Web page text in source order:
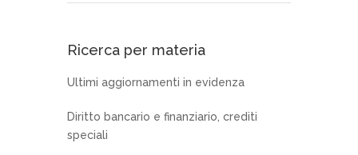
Ricerca per materia
Ultimi aggiornamenti in evidenza
Diritto bancario e finanziario, crediti
speciali